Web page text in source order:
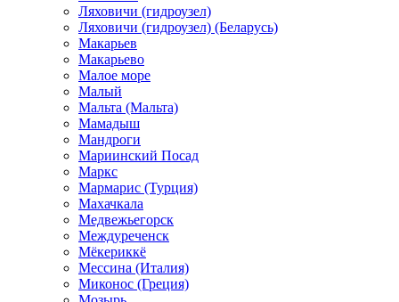
Ляховичи (гидроузел)
Ляховичи (гидроузел) (Беларусь)
Макарьев
Макарьево
Малое море
Малый
Мальта (Мальта)
Мамадыш
Мандроги
Мариинский Посад
Маркс
Мармарис (Турция)
Махачкала
Медвежьегорск
Междуреченск
Мёкериккё
Мессина (Италия)
Миконос (Греция)